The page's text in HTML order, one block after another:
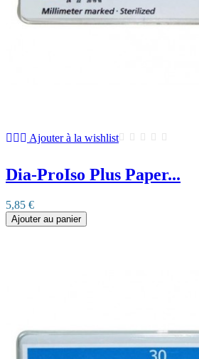
Ajouter à la wishlist
Dia-ProIso Plus Paper...
5,85 €
Ajouter au panier